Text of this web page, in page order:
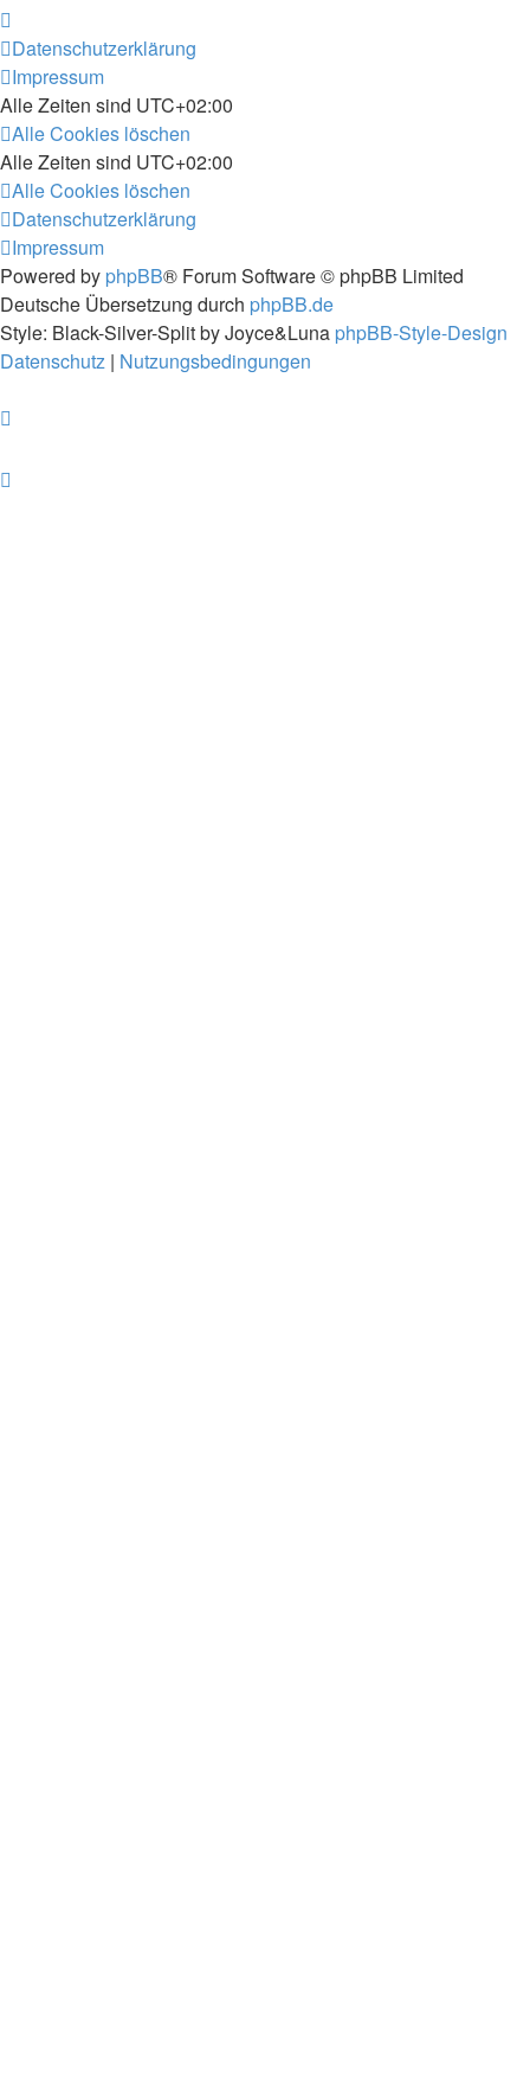
Datenschutzerklärung
Impressum
Alle Zeiten sind UTC+02:00
Alle Cookies löschen
Alle Zeiten sind UTC+02:00
Alle Cookies löschen
Datenschutzerklärung
Impressum
Powered by phpBB® Forum Software © phpBB Limited
Deutsche Übersetzung durch phpBB.de
Style: Black-Silver-Split by Joyce&Luna phpBB-Style-Design
Datenschutz | Nutzungsbedingungen